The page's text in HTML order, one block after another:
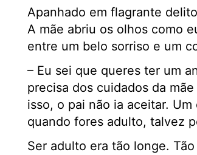
Apanhado em flagrante
A mãe abriu os olhos como
entre um belo sorriso e um
– Eu sei que queres ter um
precisa dos cuidados da
isso, o pai não ia aceitar.
quando fores adulto, talvez
Ser adulto era tão longe.